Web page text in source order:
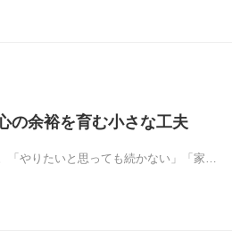
の余裕を育む小さな工夫
「やりたいと思っても続かない」「家…